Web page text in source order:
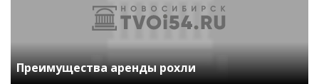
Преимущества аренды рохли